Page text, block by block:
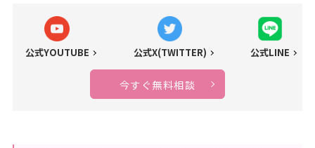
公式YOUTUBE 公式X(TWITTER) 公式LINE
今すぐ無料相談